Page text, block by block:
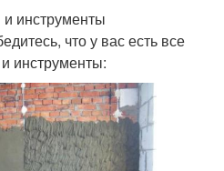
инструменты
что у вас есть все
инструменты: